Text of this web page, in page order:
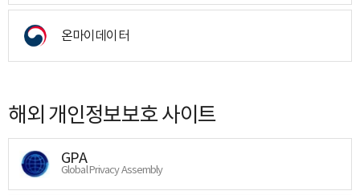
온마이데이터
해외 개인정보보호 사이트
GPA
Global Privacy Assembly